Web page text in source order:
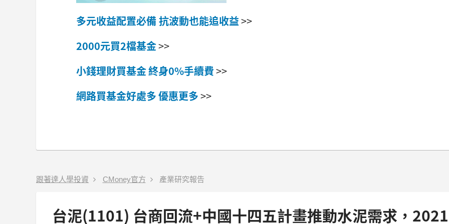
多元收益配置必備 抗波動也能追收益>>
2000元買2檔基金>>
小錢理財買基金終身0%手續費>>
網路買基金好處多優惠更多>>
跟著達人學投資 CMoney官方 產業研究報告
台泥(1101) 台商回流+中國十四五計畫推動水泥需求，